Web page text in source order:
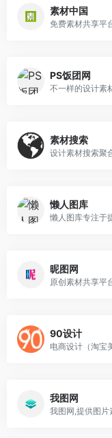
素材中国
免费素材共享平
PS饭团网
不一样的设计素
素材搜索
设计素材搜索聚
懒人图库
懒人图库专注于
昵图网
原创素材共享平
90设计
电商设计（淘宝
我图网
我图网,提供图